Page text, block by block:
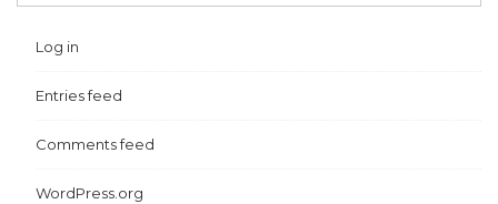
Log in
Entries feed
Comments feed
WordPress.org